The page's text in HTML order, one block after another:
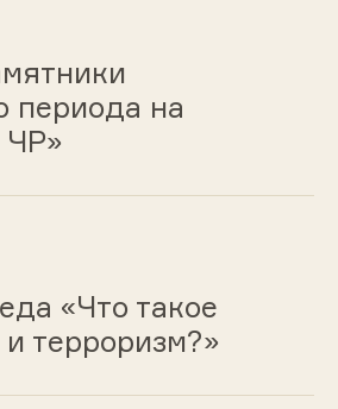
периода на
ЧР»
«Что такое
терроризм?»